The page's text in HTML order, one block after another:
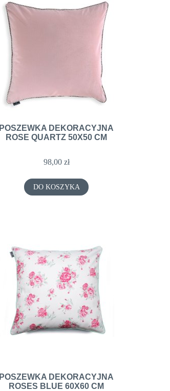
ORE 50X50CM
123,00 zł
DO KOSZYKA
PODUSZKA
POSZEWKA DEKORACYJNA
ROSE QUARTZ 50X50 CM
98,00 zł
DO KOSZYKA
POSZEWKA DEKORACYJNA
ROSES BLUE 60X60 CM